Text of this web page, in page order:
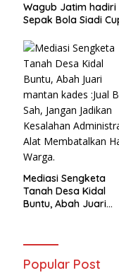
Wagub Jatim hadiri
Sepak Bola Siadi
Mediasi Sengketa
Tanah Desa Kidal
Buntu, Abah Juari
Jadikan Kesalahan
Membatalkan Hak
Popular Post